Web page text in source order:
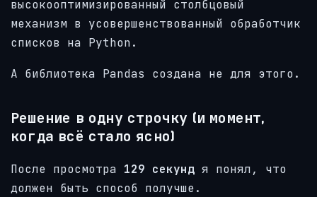
высокооптимизированный столбцовый
механизм в усовершенствованный обработчик
списков на Python.
А библиотека Pandas создана не для этого.
Решение в одну строчку (и момент,
когда всё стало ясно)
После просмотра 129 секунд я понял, что
должен быть способ получше.